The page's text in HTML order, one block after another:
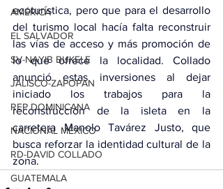
AMÉRICA
EL SALVADOR
SV-NAYIB BUKELE
JALISCO-ZAPOPAN
REP DOMINICANA
NACIONAL MÉXICO
RD-DAVID COLLADO
GUATEMALA
ecoturística, pero que para el desarrollo
del turismo local hacía falta reconstruir
las vías de acceso y más promoción de
lo que ofrece la localidad. Collado
anunció estas inversiones al dejar
iniciado los trabajos para la
reconstrucción de la isleta en la
carretera Manolo Tavárez Justo, que
busca reforzar la identidad cultural de la
zona.